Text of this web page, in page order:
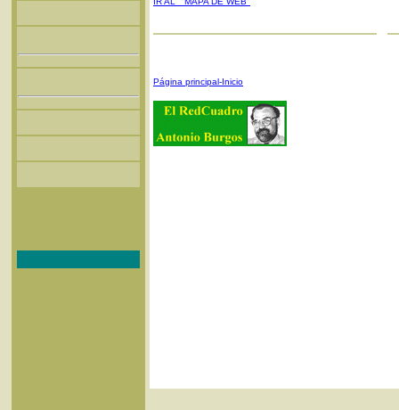
Página principal-Inicio